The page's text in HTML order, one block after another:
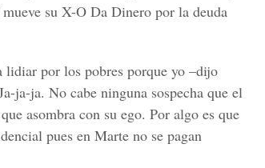
su X-O Da Dinero por la deuda
lidiar por los pobres porque yo –dijo
ja-ja. No cabe ninguna sospecha que el
asombra con su ego. Por algo es que
pues en Marte no se pagan